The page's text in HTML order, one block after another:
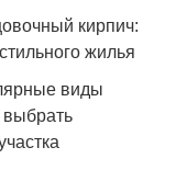
кирпич:
жилья
виды
выбрать